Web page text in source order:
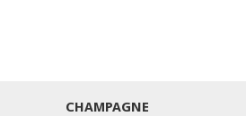
CHAMPAGNE